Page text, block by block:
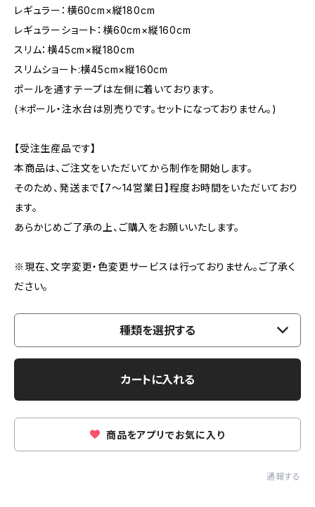
レギュラー：横60cm×縦180cm
レギュラーショート：横60cm×縦160cm
スリム：横45cm×縦180cm
スリムショート:横45cm×縦160cm
ポールを通すテープは左側に着いております。
(＊ポール・注水台は別売りです。セットになっておりません。)
【受注生産品です】
本商品は、ご注文をいただいてから制作を開始します。
そのため、発送まで【7〜14営業日】程度お時間をいただいており
ます。
あらかじめご了承の上、ご購入をお願いいたします。
※現在、文字変更・色変更サービスは行っておりません。ご了承く
ださい。
種類を選択する
カートに入れる
商品をアプリでお気に入り
通報する